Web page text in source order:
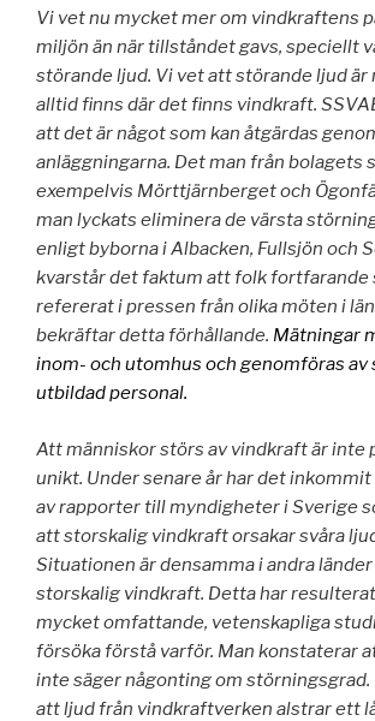
Vi vet nu mycket mer om vindkraftens
miljön än när tillståndet gavs, speciellt
störande ljud. Vi vet att störande ljud är
alltid finns där det finns vindkraft.
att det är något som kan åtgärdas
anläggningarna. Det man från bolagets
exempelvis Mörttjärnberget och
man lyckats eliminera de värsta
enligt byborna i Albacken, Fullsjön och
kvarstår det faktum att folk fortfarande
refererat i pressen från olika möten i
bekräftar detta förhållande. Mätningar
inom- och utomhus och genomföras av
utbildad personal.
Att människor störs av vindkraft är inte
unikt. Under senare år har det
av rapporter till myndigheter i Sverige
att storskalig vindkraft orsakar svåra
Situationen är densamma i andra
storskalig vindkraft. Detta har
mycket omfattande, vetenskapliga
försöka förstå varför. Man konstaterar
inte säger någonting om störningsgrad.
att ljud från vindkraftverken alstrar ett